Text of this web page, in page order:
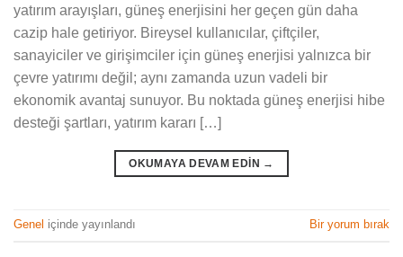
yatırım arayışları, güneş enerjisini her geçen gün daha
cazip hale getiriyor. Bireysel kullanıcılar, çiftçiler,
sanayiciler ve girişimciler için güneş enerjisi yalnızca bir
çevre yatırımı değil; aynı zamanda uzun vadeli bir
ekonomik avantaj sunuyor. Bu noktada güneş enerjisi hibe
desteği şartları, yatırım kararı […]
OKUMAYA DEVAM EDIN →
Genel içinde yayınlandı Bir yorum bırak